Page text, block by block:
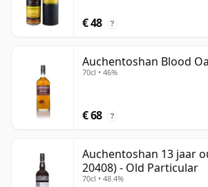
€ 48 ?
Auchentoshan Blood
70cl • 46%
€ 68 ?
Auchentoshan 13 jaar
20408) - Old Particular
70cl • 48.4%